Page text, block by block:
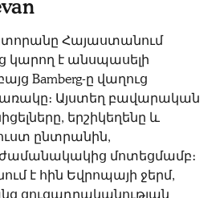
Հայաստանում
կարող է անսպասելի
Bamberg-ը վաղուց
Այստեղ բավարական
երշիկեղենը և
ընտրանին,
ժամանակակից մոտեցմամբ։
է հին Եվրոպայի ջերմ,